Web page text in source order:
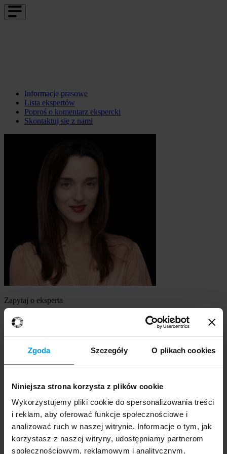
Zgoda Szczegóły O plikach cookies
Niniejsza strona korzysta z plików cookie
Wykorzystujemy pliki cookie do spersonalizowania treści
i reklam, aby oferować funkcje społecznościowe i
analizować ruch w naszej witrynie. Informacje o tym, jak
korzystasz z naszej witryny, udostępniamy partnerom
społecznościowym, reklamowym i analitycznym.
Informacje prasowe
Lista ekspertów
Poproś o komentarz ekspercki
Skontaktuj się z nami
Zapytaj o eksperta
mgr Martyna Harland
Szukasz eksperta
Wybierz temat
Ekspert
Wybierz formę kontaktu
udzielenie wywiadu
komentarz do artykułu
udział w audycji radiowej na żywo
udział w nagraniu audycji radiowej
udział w audycji telewizyjnej na żywo